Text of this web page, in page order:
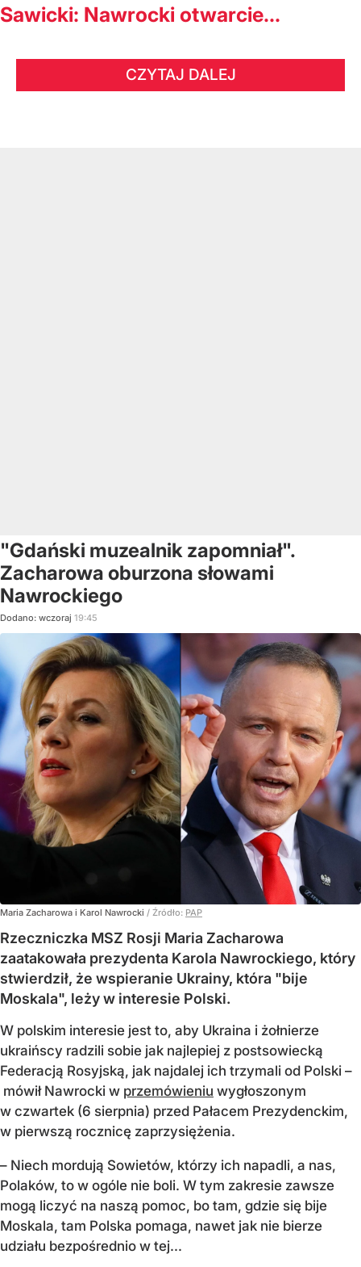
Sawicki: Nawrocki otwarcie...
CZYTAJ DALEJ
"Gdański muzealnik zapomniał".
Zacharowa oburzona słowami
Nawrockiego
Dodano: wczoraj 19:45
Maria Zacharowa i Karol Nawrocki / Źródło: PAP
Rzeczniczka MSZ Rosji Maria Zacharowa
zaatakowała prezydenta Karola Nawrockiego, który
stwierdził, że wspieranie Ukrainy, która "bije
Moskala", leży w interesie Polski.
W polskim interesie jest to, aby Ukraina i żołnierze
ukraińscy radzili sobie jak najlepiej z postsowiecką
Federacją Rosyjską, jak najdalej ich trzymali od Polski –
mówił Nawrocki w przemówieniu wygłoszonym
w czwartek (6 sierpnia) przed Pałacem Prezydenckim,
w pierwszą rocznicę zaprzysiężenia.
– Niech mordują Sowietów, którzy ich napadli, a nas,
Polaków, to w ogóle nie boli. W tym zakresie zawsze
mogą liczyć na naszą pomoc, bo tam, gdzie się bije
Moskala, tam Polska pomaga, nawet jak nie bierze
udziału bezpośrednio w tej...